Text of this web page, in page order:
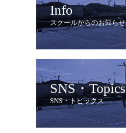
Info
スクールからのお知らせ
SNS・Topics
SNS・トピックス